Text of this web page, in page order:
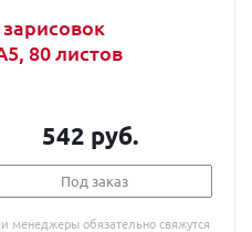
80 листов
542 руб.
Под заказ
менеджеры обязательно свяжутся